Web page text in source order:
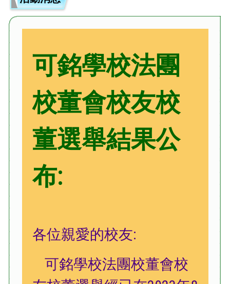
可銘學校法團
校董會校友校
董選舉結果公
布:
各位親愛的校友:
可銘學校法團校董會校